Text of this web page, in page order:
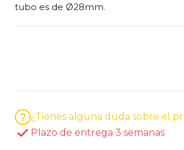
tubo es de Ø28mm.
¿Tienes alguna duda sobre el
Plazo de entrega 3 semanas